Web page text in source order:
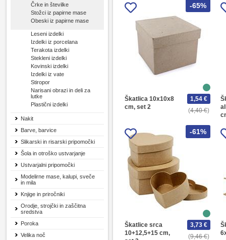
Črke in številke
Stožci iz papirne mase
Obeski iz papirne mase
Leseni izdelki
Izdelki iz porcelana
Terakota izdelki
Stekleni izdelki
Kovinski izdelki
Izdelki iz vate
Stiropor
Narisani obrazi in deli za
lutke
Plastični izdelki
Nakit
Barve, barvice
Slikarski in risarski pripomočki
Šola in otroško ustvarjanje
Ustvarjalni pripomočki
Modelirne mase, kalupi, sveče
in mila
Knjige in priročniki
Orodje, strojčki in zaščitna
sredstva
Poroka
Velika noč
-65%
Škatlica 10x10x8
cm, set 2
4,40 €
1,54 €
-61%
Škatlice srca
10+12,5+15 cm,
9,46 €
3,73 €